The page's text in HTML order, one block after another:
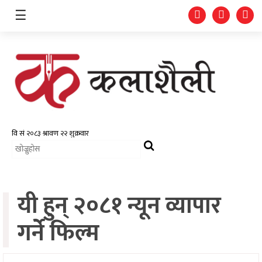
समाचार
भिडियो
फोटो
ग्यालरी
☰
यी हुन् २०८१ न्यून व्यापार
गर्ने फिल्म